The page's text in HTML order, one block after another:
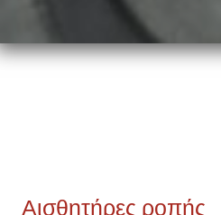
Αισθητήρες ροπής